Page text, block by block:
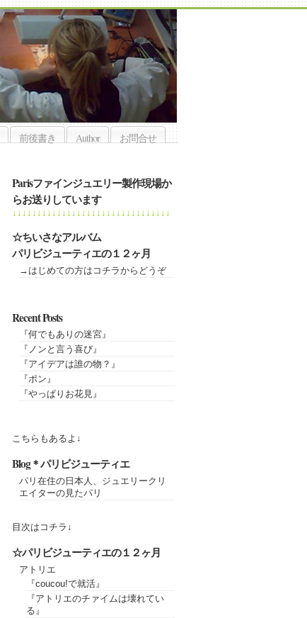
前後書き Author お問合せ
Parisファインジュエリー製作現場か
らお送りしています
↓↓↓↓↓↓↓↓↓↓↓↓↓↓↓↓↓↓↓↓↓↓↓↓↓↓↓↓↓↓↓↓
☆ちいさなアルバム
パリビジューティエの１２ヶ月
→はじめての方はコチラからどうぞ
Recent Posts
『何でもありの迷宮』
『ノンと言う喜び』
『アイデアは誰の物？』
『ポン』
『やっぱりお花見』
こちらもあるよ↓
Blog＊パリビジューティエ
パリ在住の日本人、ジュエリークリ
エイターの見たパリ
目次はコチラ↓
☆パリビジューティエの１２ヶ月
アトリエ
『coucou!で就活』
『アトリエのチァイムは壊れてい
る』